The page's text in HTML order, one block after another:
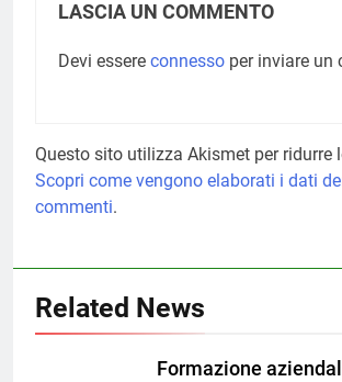
LASCIA UN COMMENTO
Devi essere connesso per inviare un
Questo sito utilizza Akismet per ridurre
Scopri come vengono elaborati i dati
commenti.
Related News
Formazione